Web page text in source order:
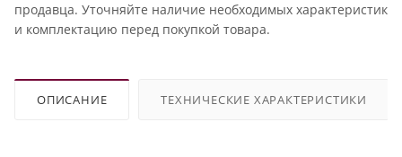
продавца. Уточняйте наличие необходимых характеристик
и комплектацию перед покупкой товара.
ОПИСАНИЕ ТЕХНИЧЕСКИЕ ХАРАКТЕРИСТИКИ